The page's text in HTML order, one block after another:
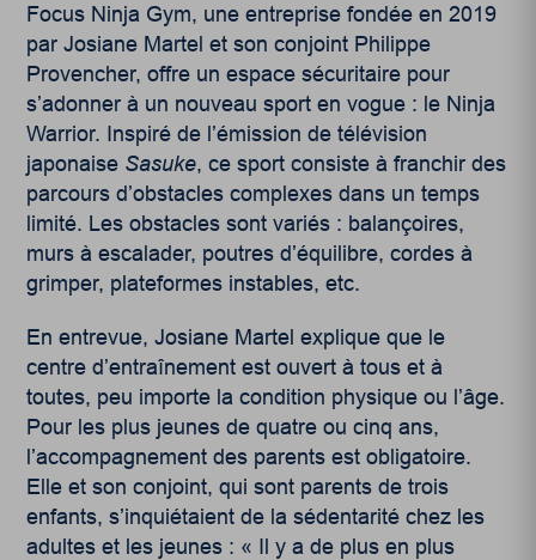
Focus Ninja Gym, une entreprise fondée en 2019
par Josiane Martel et son conjoint Philippe
Provencher, offre un espace sécuritaire pour
s’adonner à un nouveau sport en vogue : le Ninja
Warrior. Inspiré de l’émission de télévision
japonaise Sasuke, ce sport consiste à franchir des
parcours d’obstacles complexes dans un temps
limité. Les obstacles sont variés : balançoires,
murs à escalader, poutres d’équilibre, cordes à
grimper, plateformes instables, etc.
En entrevue, Josiane Martel explique que le
centre d’entraînement est ouvert à tous et à
toutes, peu importe la condition physique ou l’âge.
Pour les plus jeunes de quatre ou cinq ans,
l’accompagnement des parents est obligatoire.
Elle et son conjoint, qui sont parents de trois
enfants, s’inquiétaient de la sédentarité chez les
adultes et les jeunes : « Il y a de plus en plus